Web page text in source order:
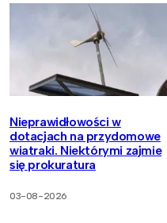
Nieprawidłowości w
dotacjach na przydomowe
wiatraki. Niektórymi zajmie
się prokuratura
03-08-2026